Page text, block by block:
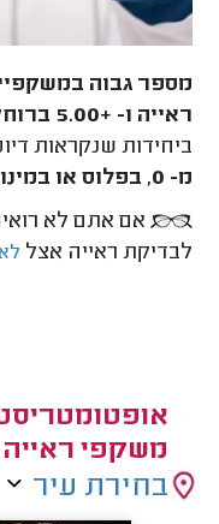
ראייה ו- +5.00 ברוחק ראייה
ביחידות שנקראות
מ- 0, בפלוס או במינוס, הליקוי בראייה חמור יותר.
אם אתם לא
לבדיקת ראייה אצל
משקפי ראייה
בחירת עיר